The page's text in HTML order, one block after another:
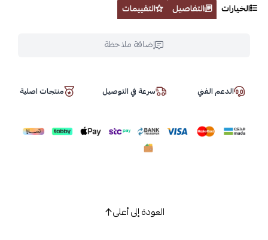
الخيارات التفاصيل التقييمات
إضافة ملاحظة
الدعم الفني سرعة في التوصيل منتجات اصلية
العودة إلى أعلى